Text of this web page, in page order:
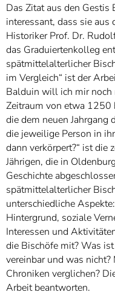
Das Zitat aus den
interessant, dass sie
Historiker Prof. Dr.
das Graduiertenkolleg
spätmittelalterlicher
im Vergleich“ ist der
Balduin will ich mir noch
Zeitraum von etwa 1250
die dem neuen Jahrgang
die jeweilige Person in
dann verkörpert?“ ist die
Jährigen, die in
Geschichte
spätmittelalterlicher
unterschiedliche
Hintergrund, soziale
Interessen und
die Bischöfe mit? Was
vereinbar und was
Chroniken verglichen?
Arbeit beantworten.